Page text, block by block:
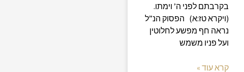
בקרבתם לפני ה’ וימתו.
(ויקרא טז:א) הפסוק הנ”ל
נראה חף מפשע לחלוטין
ועל פניו משמש
קרא עוד »